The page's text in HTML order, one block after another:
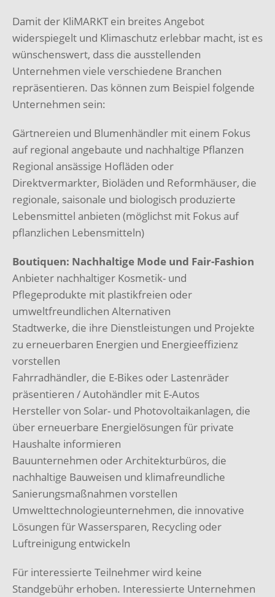
Damit der KliMARKT ein breites Angebot
widerspiegelt und Klimaschutz erlebbar macht, ist es
wünschenswert, dass die ausstellenden
Unternehmen viele verschiedene Branchen
repräsentieren. Das können zum Beispiel folgende
Unternehmen sein:
Gärtnereien und Blumenhändler mit einem Fokus
auf regional angebaute und nachhaltige Pflanzen
Regional ansässige Hofläden oder
Direktvermarkter, Bioläden und Reformhäuser, die
regionale, saisonale und biologisch produzierte
Lebensmittel anbieten (möglichst mit Fokus auf
pflanzlichen Lebensmitteln)
Boutiquen: Nachhaltige Mode und Fair-Fashion
Anbieter nachhaltiger Kosmetik- und
Pflegeprodukte mit plastikfreien oder
umweltfreundlichen Alternativen
Stadtwerke, die ihre Dienstleistungen und Projekte
zu erneuerbaren Energien und Energieeffizienz
vorstellen
Fahrradhändler, die E-Bikes oder Lastenräder
präsentieren / Autohändler mit E-Autos
Hersteller von Solar- und Photovoltaikanlagen, die
über erneuerbare Energielösungen für private
Haushalte informieren
Bauunternehmen oder Architekturbüros, die
nachhaltige Bauweisen und klimafreundliche
Sanierungsmaßnahmen vorstellen
Umwelttechnologieunternehmen, die innovative
Lösungen für Wassersparen, Recycling oder
Luftreinigung entwickeln
Für interessierte Teilnehmer wird keine
Standgebühr erhoben. Interessierte Unternehmen